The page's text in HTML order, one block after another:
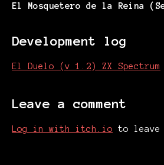
Development log
El Duelo (v 1.2) ZX Spectrum
Leave a comment
Log in with itch.io to leave